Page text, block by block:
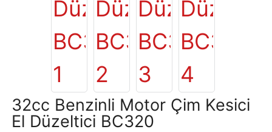
32cc Benzinli Motor Çim Kesici
El Düzeltici BC320